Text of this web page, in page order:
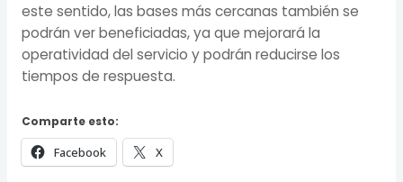
este sentido, las bases más cercanas también se
podrán ver beneficiadas, ya que mejorará la
operatividad del servicio y podrán reducirse los
tiempos de respuesta.
Comparte esto:
Facebook X